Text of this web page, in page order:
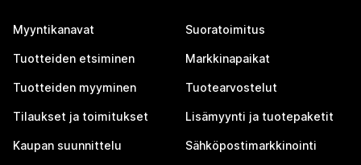
Myyntikanavat
Tuotteiden etsiminen
Tuotteiden myyminen
Tilaukset ja toimitukset
Kaupan suunnittelu
Suoratoimitus
Markkinapaikat
Tuotearvostelut
Lisämyynti ja tuotepaketit
Sähköpostimarkkinointi